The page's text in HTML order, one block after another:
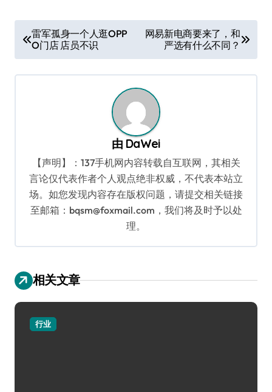
章
导
雷军孤身一个人逛OPP
O门店 店员不识
网易新电商要来了，和
严选有什么不同？
由 DaWei
【声明】：137手机网内容转载自互联网，其相关
言论仅代表作者个人观点绝非权威，不代表本站立
场。如您发现内容存在版权问题，请提交相关链接
至邮箱：bqsm@foxmail.com，我们将及时予以处
理。
相关文章
行业